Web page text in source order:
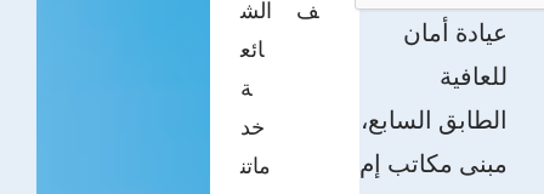
الش
ائع
ة
ف
خد
ماتن
عيادة أمان
للعافية
الطابق السابع،
مبنى مكاتب إم